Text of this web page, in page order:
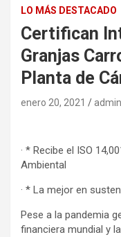
LO MÁS DESTACADO
Certifican
Granjas
Planta de
enero 20, 2021 admin
· * Recibe el ISO
Ambiental
· * La mejor en
Pese a la pandemia
financiera mundial y